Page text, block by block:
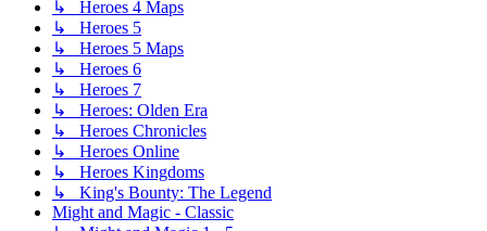
↳ Heroes 4 Maps
↳ Heroes 5
↳ Heroes 5 Maps
↳ Heroes 6
↳ Heroes 7
↳ Heroes: Olden Era
↳ Heroes Chronicles
↳ Heroes Online
↳ Heroes Kingdoms
↳ King's Bounty: The Legend
Might and Magic - Classic